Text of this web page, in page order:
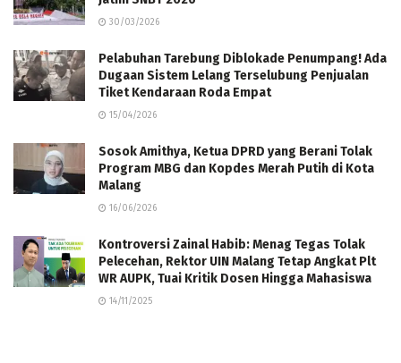
30/03/2026
Pelabuhan Tarebung Diblokade Penumpang! Ada
Dugaan Sistem Lelang Terselubung Penjualan
Tiket Kendaraan Roda Empat
15/04/2026
Sosok Amithya, Ketua DPRD yang Berani Tolak
Program MBG dan Kopdes Merah Putih di Kota
Malang
16/06/2026
Kontroversi Zainal Habib: Menag Tegas Tolak
Pelecehan, Rektor UIN Malang Tetap Angkat Plt
WR AUPK, Tuai Kritik Dosen Hingga Mahasiswa
14/11/2025